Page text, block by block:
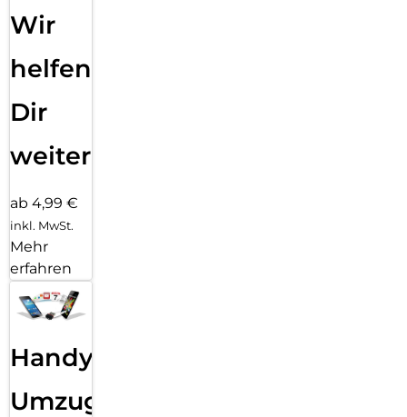
Wir
helfen
Dir
weiter
ab 4,99 €
inkl. MwSt.
Mehr
erfahren
Handy
Umzug